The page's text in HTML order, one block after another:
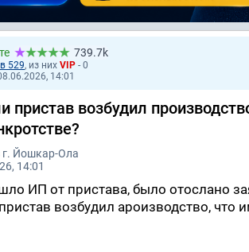
739.7k
529, из них VIP - 0
14:01
пристав возбудил
Йошкар-Ола
14:01
ИП от пристава, было отослано
возбудил ароизводство, что